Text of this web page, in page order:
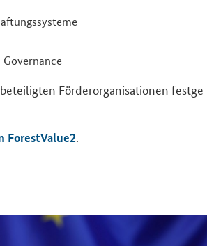
För­der­or­ga­ni­sa­tio­nen fest­ge­
ForestValue2.